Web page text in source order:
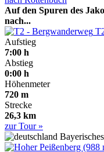
Auf den Spuren des
nach...
Aufstieg
7:00 h
Abstieg
0:00 h
Höhenmeter
720 m
Strecke
26,3 km
zur Tour »